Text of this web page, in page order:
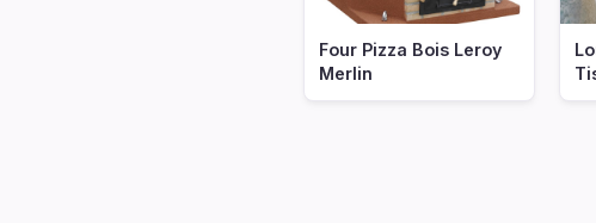
Four Pizza Bois Leroy
Merlin